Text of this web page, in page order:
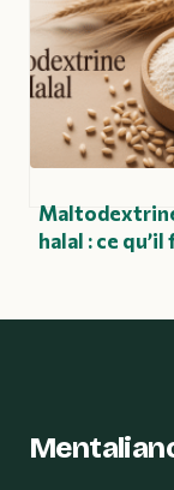
sur ce fameux
additif
halal : ce qu’il
consommer